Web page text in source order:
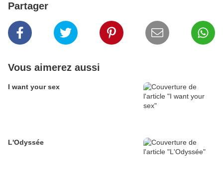
Partager
Vous aimerez aussi
I want your sex
L'Odyssée